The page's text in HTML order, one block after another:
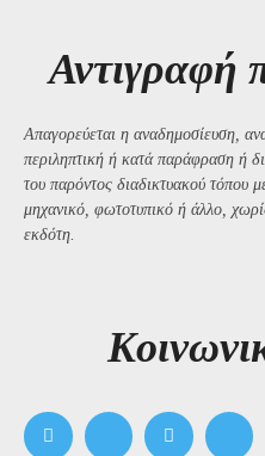
Αντιγραφή
Απαγορεύεται η αναδημοσίευση,
περιληπτική ή κατά παράφραση ή
του παρόντος διαδικτυακού τόπου
μηχανικό, φωτοτυπικό ή άλλο,
εκδότη.